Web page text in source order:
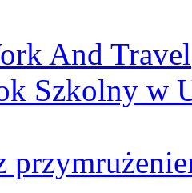
And Travel
Szkolny w